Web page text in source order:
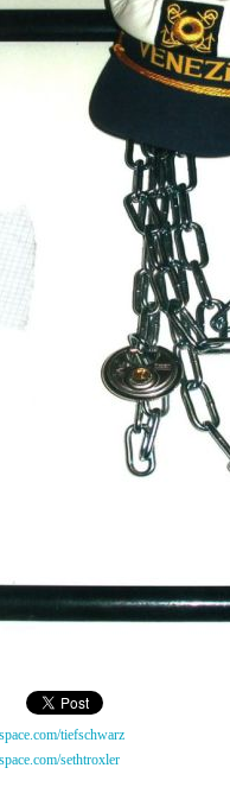
tiefschwarz
sethtroxler